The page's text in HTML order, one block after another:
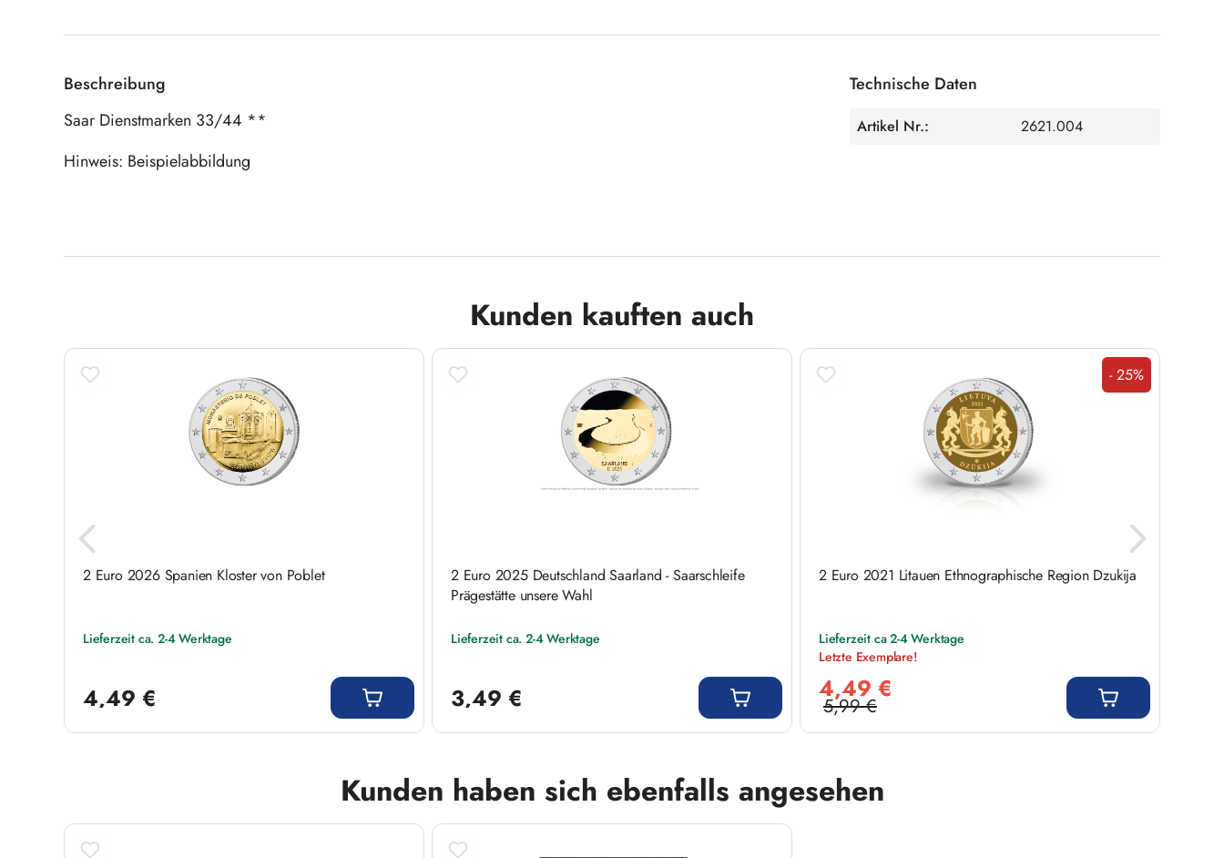
Beschreibung
Saar Dienstmarken 33/44 **
Hinweis: Beispielabbildung
Technische Daten
Artikel Nr.: 2621.004
Kunden kauften auch
2 Euro 2026 Spanien Kloster von Poblet
Lieferzeit ca. 2-4 Werktage
4,49 €
2 Euro 2025 Deutschland Saarland - Saarschleife
Prägestätte unsere Wahl
Lieferzeit ca. 2-4 Werktage
3,49 €
Rabatt
- 25%
2 Euro 2021 Litauen Ethnographische Region Dzukija
Lieferzeit ca 2-4 Werktage
Letzte Exemplare!
4,49 €
Regulärer Preis:
5,99 €
Kunden haben sich ebenfalls angesehen